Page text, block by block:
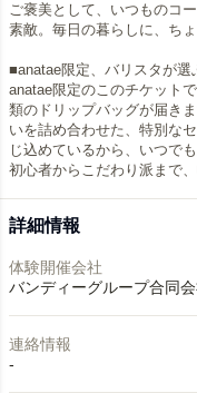
ご褒美として、いつものコ
素敵。毎日の暮らしに、ちょ
■anatae限定、バリスタが選
anatae限定のこのチケット
類のドリップバッグが届き
いを詰め合わせた、特別な
じ込めているから、いつで
初心者からこだわり派まで
詳細情報
体験開催会社
バンディーグループ合同
連絡情報
-